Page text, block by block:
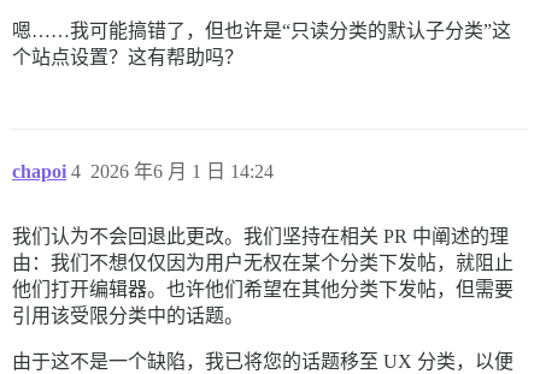
嗯……我可能搞错了，但也许是“只读分类的默认子分类”这
个站点设置？这有帮助吗？
chapoi 2026 年6 月 1 日 14:24
4
我们认为不会回退此更改。我们坚持在相关 PR 中阐述的理
由：我们不想仅仅因为用户无权在某个分类下发帖，就阻止
他们打开编辑器。也许他们希望在其他分类下发帖，但需要
引用该受限分类中的话题。
由于这不是一个缺陷，我已将您的话题移至 UX 分类，以便